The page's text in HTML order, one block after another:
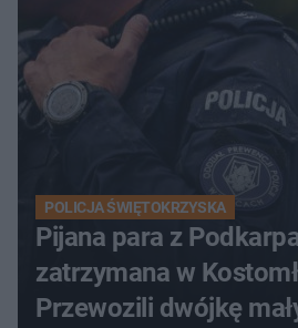
POLICJA ŚWIĘTOKRZYSKA
Pijana para z
zatrzymana w
Przewozili dwójkę